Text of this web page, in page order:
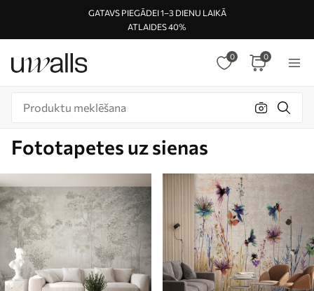
GATAVS PIEGĀDEI 1–3 DIENU LAIKĀ
ATLAIDES 40%
0 0
Fototapetes uz sienas